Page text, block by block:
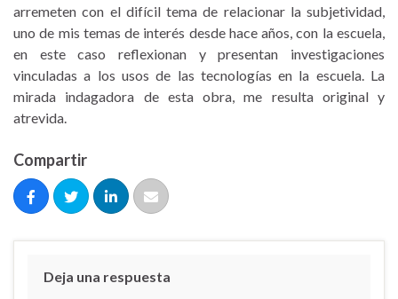
arremeten con el difícil tema de relacionar la subjetividad,
uno de mis temas de interés desde hace años, con la escuela,
en este caso reflexionan y presentan investigaciones
vinculadas a los usos de las tecnologías en la escuela. La
mirada indagadora de esta obra, me resulta original y
atrevida.
Compartir
Deja una respuesta